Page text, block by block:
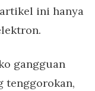
ini hanya
gangguan
tenggorokan,